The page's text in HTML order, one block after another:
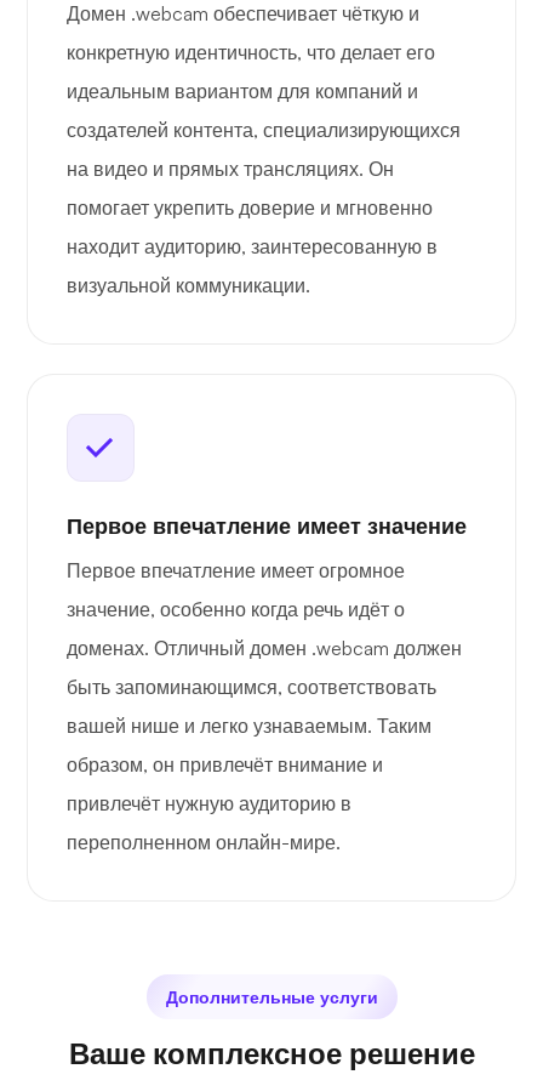
Домен .webcam обеспечивает чёткую и
конкретную идентичность, что делает его
идеальным вариантом для компаний и
создателей контента, специализирующихся
на видео и прямых трансляциях. Он
помогает укрепить доверие и мгновенно
находит аудиторию, заинтересованную в
визуальной коммуникации.
Первое впечатление имеет значение
Первое впечатление имеет огромное
значение, особенно когда речь идёт о
доменах. Отличный домен .webcam должен
быть запоминающимся, соответствовать
вашей нише и легко узнаваемым. Таким
образом, он привлечёт внимание и
привлечёт нужную аудиторию в
переполненном онлайн-мире.
Дополнительные услуги
Ваше комплексное решение